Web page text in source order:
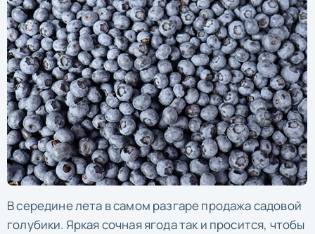
В середине лета в самом разгаре продажа садовой
голубики. Яркая сочная ягода так и просится, чтобы